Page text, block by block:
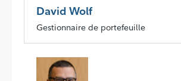
David Wolf
Gestionnaire de portefeuille